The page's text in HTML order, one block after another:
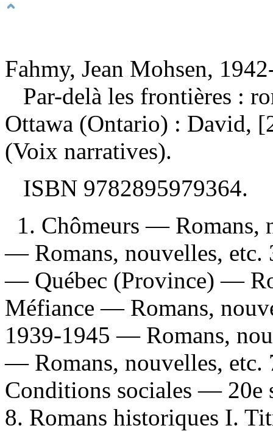
Fahmy, Jean Mohsen,
Par-delà les frontières :
Ottawa (Ontario) : David,
(Voix narratives).
ISBN 9782895979364.
1. Chômeurs — Romans,
— Romans, nouvelles, etc.
— Québec (Province) —
Méfiance — Romans,
1939-1945 — Romans,
— Romans, nouvelles,
Conditions sociales — 20e
8. Romans historiques I.